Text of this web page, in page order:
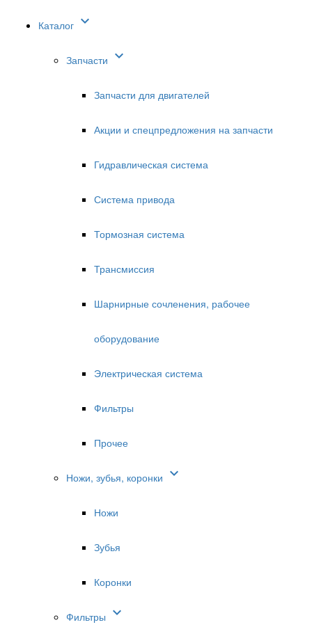
Каталог 
Запчасти 
Запчасти для двигателей
Акции и спецпредложения на запчасти
Гидравлическая система
Система привода
Тормозная система
Трансмиссия
Шарнирные сочленения, рабочее
оборудование
Электрическая система
Фильтры
Прочее
Ножи, зубья, коронки 
Ножи
Зубья
Коронки
Фильтры 